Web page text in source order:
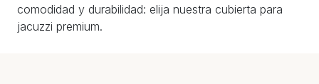
comodidad y durabilidad: elija nuestra cubierta para
jacuzzi premium.